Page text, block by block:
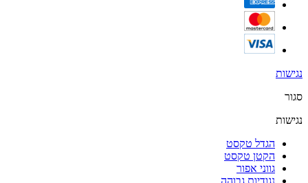
נגישות
סגור
נגישות
הגדל טקסט
הקטן טקסט
גווני אפור
נגודיות גבוהה